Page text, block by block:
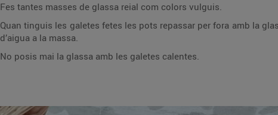
Fes tantes masses de glassa reial com colors vulguis.
Quan tinguis les galetes fetes les pots repassar per fora amb la glassa. Si les vols pintar per dins pots fer la glassa més liquida, afegint unes gotes
d’aigua a la massa.
No posis mai la glassa amb les galetes calentes.